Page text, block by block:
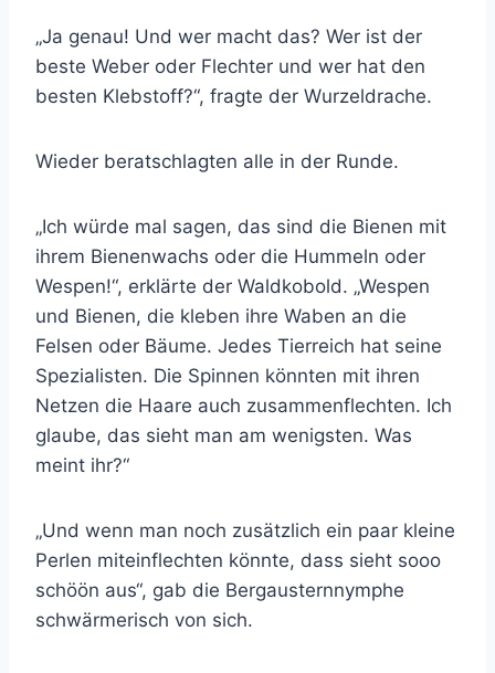
„Ja genau! Und wer macht das? Wer ist der
beste Weber oder Flechter und wer hat den
besten Klebstoff?“, fragte der Wurzeldrache.
Wieder beratschlagten alle in der Runde.
„Ich würde mal sagen, das sind die Bienen mit
ihrem Bienenwachs oder die Hummeln oder
Wespen!“, erklärte der Waldkobold. „Wespen
und Bienen, die kleben ihre Waben an die
Felsen oder Bäume. Jedes Tierreich hat seine
Spezialisten. Die Spinnen könnten mit ihren
Netzen die Haare auch zusammenflechten. Ich
glaube, das sieht man am wenigsten. Was
meint ihr?“
„Und wenn man noch zusätzlich ein paar kleine
Perlen miteinflechten könnte, dass sieht sooo
schöön aus“, gab die Bergausternnymphe
schwärmerisch von sich.